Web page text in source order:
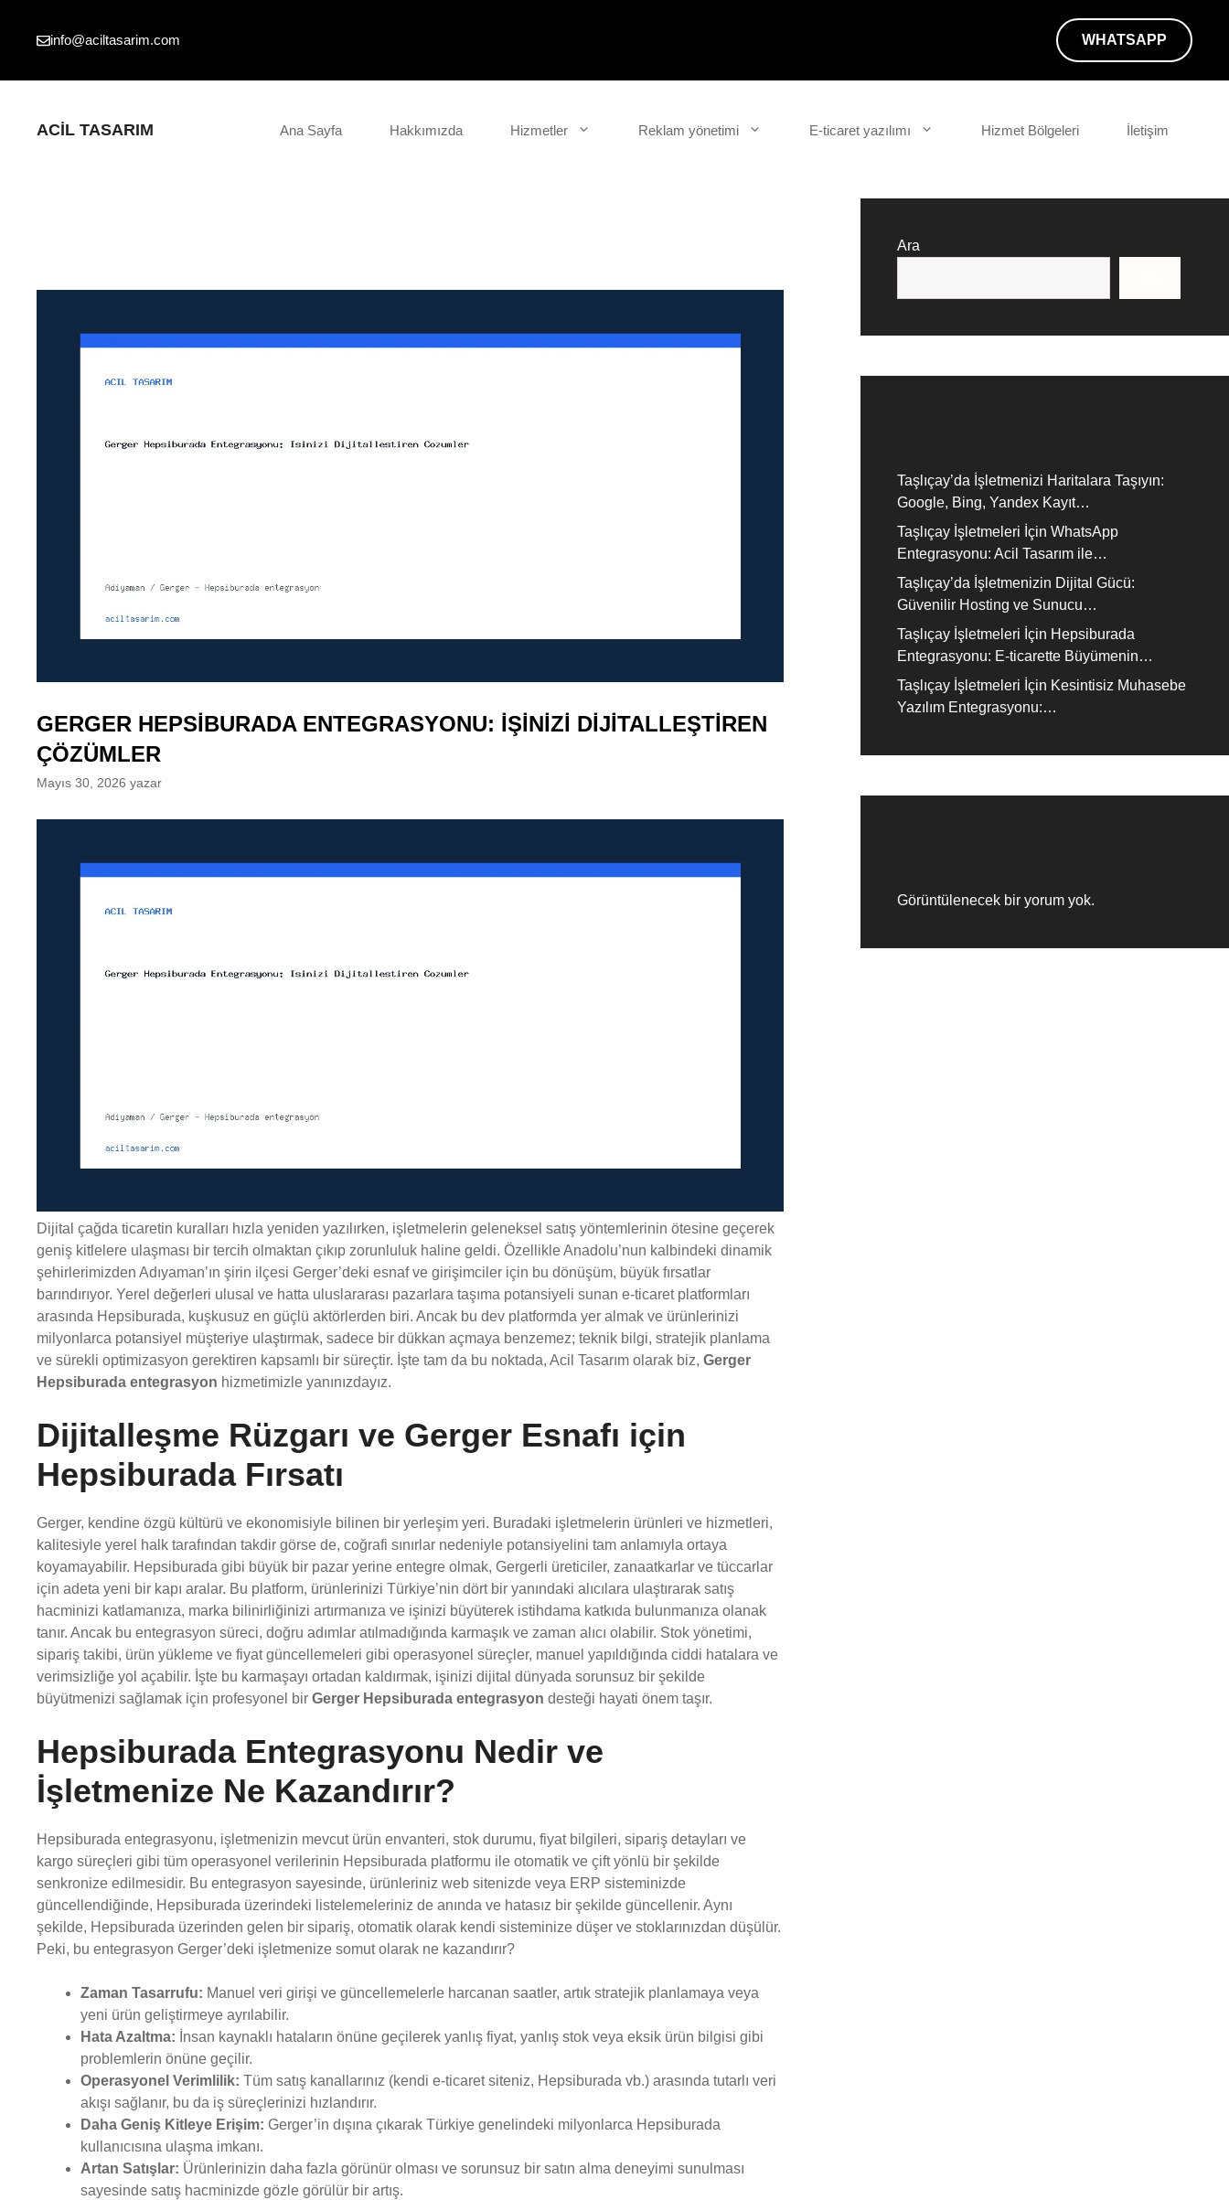
info@aciltasarim.com WHATSAPP
ACIL TASARIM Ana Sayfa Hakkımızda Hizmetler Reklam yönetimi E-ticaret yazılımı Hizmet Bölgeleri İletişim
GERGER HEPSIBURADA ENTEGRASYONU: İŞINIZI DIJITALLEŞTIREN
ÇÖZÜMLER
Mayıs 30, 2026 yazar
Dijital çağda ticaretin kuralları hızla yeniden yazılırken, işletmelerin geleneksel satış yöntemlerinin ötesine geçerek
geniş kitlelere ulaşması bir tercih olmaktan çıkıp zorunluluk haline geldi. Özellikle Anadolu’nun kalbindeki dinamik
şehirlerimizden Adıyaman’ın şirin ilçesi Gerger’deki esnaf ve girişimciler için bu dönüşüm, büyük fırsatlar
barındırıyor. Yerel değerleri ulusal ve hatta uluslararası pazarlara taşıma potansiyeli sunan e-ticaret platformları
arasında Hepsiburada, kuşkusuz en güçlü aktörlerden biri. Ancak bu dev platformda yer almak ve ürünlerinizi
milyonlarca potansiyel müşteriye ulaştırmak, sadece bir dükkan açmaya benzemez; teknik bilgi, stratejik planlama
ve sürekli optimizasyon gerektiren kapsamlı bir süreçtir. İşte tam da bu noktada, Acil Tasarım olarak biz, Gerger
Hepsiburada entegrasyon hizmetimizle yanınızdayız.
Dijitalleşme Rüzgarı ve Gerger Esnafı için
Hepsiburada Fırsatı
Gerger, kendine özgü kültürü ve ekonomisiyle bilinen bir yerleşim yeri. Buradaki işletmelerin ürünleri ve hizmetleri,
kalitesiyle yerel halk tarafından takdir görse de, coğrafi sınırlar nedeniyle potansiyelini tam anlamıyla ortaya
koyamayabilir. Hepsiburada gibi büyük bir pazar yerine entegre olmak, Gergerli üreticiler, zanaatkarlar ve tüccarlar
için adeta yeni bir kapı aralar. Bu platform, ürünlerinizi Türkiye’nin dört bir yanındaki alıcılara ulaştırarak satış
hacminizi katlamanıza, marka bilinirliğinizi artırmanıza ve işinizi büyüterek istihdama katkıda bulunmanıza olanak
tanır. Ancak bu entegrasyon süreci, doğru adımlar atılmadığında karmaşık ve zaman alıcı olabilir. Stok yönetimi,
sipariş takibi, ürün yükleme ve fiyat güncellemeleri gibi operasyonel süreçler, manuel yapıldığında ciddi hatalara ve
verimsizliğe yol açabilir. İşte bu karmaşayı ortadan kaldırmak, işinizi dijital dünyada sorunsuz bir şekilde
büyütmenizi sağlamak için profesyonel bir Gerger Hepsiburada entegrasyon desteği hayati önem taşır.
Hepsiburada Entegrasyonu Nedir ve
İşletmenize Ne Kazandırır?
Hepsiburada entegrasyonu, işletmenizin mevcut ürün envanteri, stok durumu, fiyat bilgileri, sipariş detayları ve
kargo süreçleri gibi tüm operasyonel verilerinin Hepsiburada platformu ile otomatik ve çift yönlü bir şekilde
senkronize edilmesidir. Bu entegrasyon sayesinde, ürünleriniz web sitenizde veya ERP sisteminizde
güncellendiğinde, Hepsiburada üzerindeki listelemeleriniz de anında ve hatasız bir şekilde güncellenir. Aynı
şekilde, Hepsiburada üzerinden gelen bir sipariş, otomatik olarak kendi sisteminize düşer ve stoklarınızdan düşülür.
Peki, bu entegrasyon Gerger’deki işletmenize somut olarak ne kazandırır?
Zaman Tasarrufu: Manuel veri girişi ve güncellemelerle harcanan saatler, artık stratejik planlamaya veya
yeni ürün geliştirmeye ayrılabilir.
Hata Azaltma: İnsan kaynaklı hataların önüne geçilerek yanlış fiyat, yanlış stok veya eksik ürün bilgisi gibi
problemlerin önüne geçilir.
Operasyonel Verimlilik: Tüm satış kanallarınız (kendi e-ticaret siteniz, Hepsiburada vb.) arasında tutarlı veri
akışı sağlanır, bu da iş süreçlerinizi hızlandırır.
Daha Geniş Kitleye Erişim: Gerger’in dışına çıkarak Türkiye genelindeki milyonlarca Hepsiburada
kullanıcısına ulaşma imkanı.
Artan Satışlar: Ürünlerinizin daha fazla görünür olması ve sorunsuz bir satın alma deneyimi sunulması
sayesinde satış hacminizde gözle görülür bir artış.
Ara
Taşlıçay’da İşletmenizi Haritalara Taşıyın:
Google, Bing, Yandex Kayıt…
Taşlıçay İşletmeleri İçin WhatsApp
Entegrasyonu: Acil Tasarım ile…
Taşlıçay’da İşletmenizin Dijital Gücü:
Güvenilir Hosting ve Sunucu…
Taşlıçay İşletmeleri İçin Hepsiburada
Entegrasyonu: E-ticarette Büyümenin…
Taşlıçay İşletmeleri İçin Kesintisiz Muhasebe
Yazılım Entegrasyonu:…
Görüntülenecek bir yorum yok.